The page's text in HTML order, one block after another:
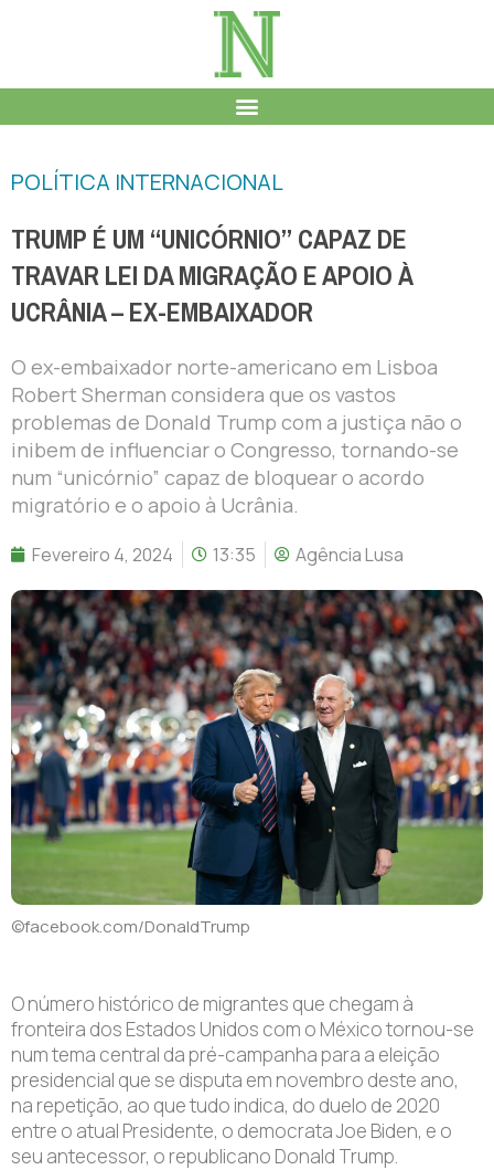
POLÍTICA INTERNACIONAL
TRUMP É UM “UNICÓRNIO” CAPAZ DE
TRAVAR LEI DA MIGRAÇÃO E APOIO À
UCRÂNIA – EX-EMBAIXADOR
O ex-embaixador norte-americano em Lisboa
Robert Sherman considera que os vastos
problemas de Donald Trump com a justiça não o
inibem de influenciar o Congresso, tornando-se
num “unicórnio” capaz de bloquear o acordo
migratório e o apoio à Ucrânia.
Fevereiro 4, 2024 13:35 Agência Lusa
©facebook.com/DonaldTrump
O número histórico de migrantes que chegam à
fronteira dos Estados Unidos com o México tornou-se
num tema central da pré-campanha para a eleição
presidencial que se disputa em novembro deste ano,
na repetição, ao que tudo indica, do duelo de 2020
entre o atual Presidente, o democrata Joe Biden, e o
seu antecessor, o republicano Donald Trump.